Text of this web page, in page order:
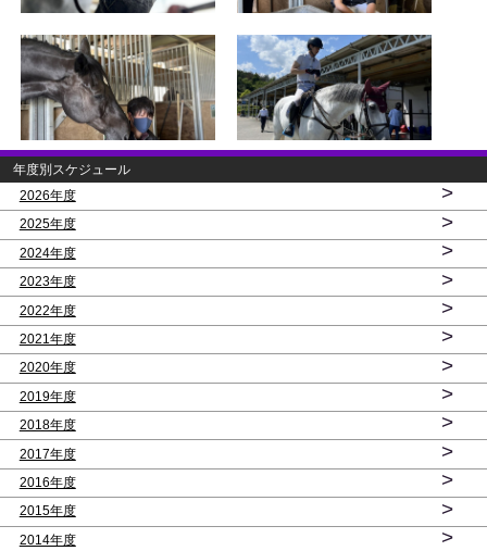
年度別スケジュール
2026年度
>
2025年度 >
2024年度 >
2023年度 >
2022年度 >
2021年度 >
2020年度 >
2019年度 >
2018年度 >
2017年度 >
2016年度 >
2015年度 >
2014年度 >